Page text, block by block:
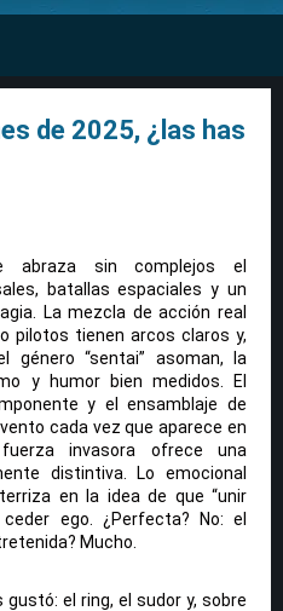
de 2025, ¿las has
abraza sin complejos el
batallas espaciales y un
La mezcla de acción real
pilotos tienen arcos claros y,
género “sentai” asoman, la
y humor bien medidos. El
y el ensamblaje de
cada vez que aparece en
invasora ofrece una
distintiva. Lo emocional
en la idea de que “unir
ego. ¿Perfecta? No: el
Mucho.
el ring, el sudor y, sobre